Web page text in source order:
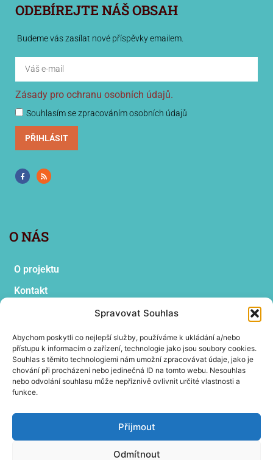
Spravovat Souhlas
Abychom poskytli co nejlepší služby, používáme k ukládání a/nebo
přístupu k informacím o zařízení, technologie jako jsou soubory cookies.
Souhlas s těmito technologiemi nám umožní zpracovávat údaje, jako je
chování při procházení nebo jedinečná ID na tomto webu. Nesouhlas
nebo odvolání souhlasu může nepříznivě ovlivnit určité vlastnosti a
funkce.
Přijmout
Odmítnout
ODEBÍREJTE NÁŠ OBSAH
Budeme vás zasílat nové příspěvky emailem.
Zásady pro ochranu osobních údajů.
Souhlasím se zpracováním osobních údajů
PŘIHLÁSIT
O NÁS
O projektu
Kontakt
OBSAH PODLE ŠTÍTKŮ
Rudolf Steiner